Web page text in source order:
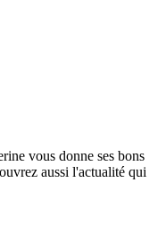
vous donne ses bons
aussi l'actualité qui